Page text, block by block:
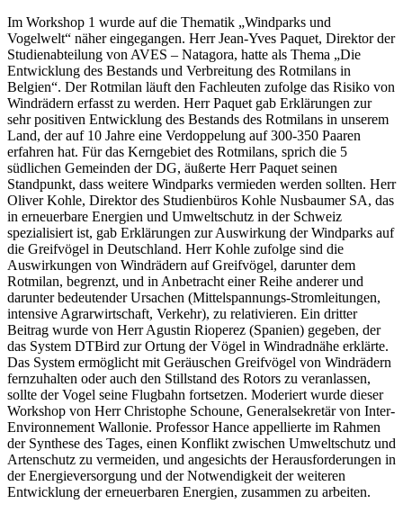
Im Workshop 1 wurde auf die Thematik „Windparks und
Vogelwelt“ näher eingegangen. Herr Jean-Yves Paquet, Direktor der
Studienabteilung von AVES – Natagora, hatte als Thema „Die
Entwicklung des Bestands und Verbreitung des Rotmilans in
Belgien“. Der Rotmilan läuft den Fachleuten zufolge das Risiko von
Windrädern erfasst zu werden. Herr Paquet gab Erklärungen zur
sehr positiven Entwicklung des Bestands des Rotmilans in unserem
Land, der auf 10 Jahre eine Verdoppelung auf 300-350 Paaren
erfahren hat. Für das Kerngebiet des Rotmilans, sprich die 5
südlichen Gemeinden der DG, äußerte Herr Paquet seinen
Standpunkt, dass weitere Windparks vermieden werden sollten. Herr
Oliver Kohle, Direktor des Studienbüros Kohle Nusbaumer SA, das
in erneuerbare Energien und Umweltschutz in der Schweiz
spezialisiert ist, gab Erklärungen zur Auswirkung der Windparks auf
die Greifvögel in Deutschland. Herr Kohle zufolge sind die
Auswirkungen von Windrädern auf Greifvögel, darunter dem
Rotmilan, begrenzt, und in Anbetracht einer Reihe anderer und
darunter bedeutender Ursachen (Mittelspannungs-Stromleitungen,
intensive Agrarwirtschaft, Verkehr), zu relativieren. Ein dritter
Beitrag wurde von Herr Agustin Rioperez (Spanien) gegeben, der
das System DTBird zur Ortung der Vögel in Windradnähe erklärte.
Das System ermöglicht mit Geräuschen Greifvögel von Windrädern
fernzuhalten oder auch den Stillstand des Rotors zu veranlassen,
sollte der Vogel seine Flugbahn fortsetzen. Moderiert wurde dieser
Workshop von Herr Christophe Schoune, Generalsekretär von Inter-
Environnement Wallonie. Professor Hance appellierte im Rahmen
der Synthese des Tages, einen Konflikt zwischen Umweltschutz und
Artenschutz zu vermeiden, und angesichts der Herausforderungen in
der Energieversorgung und der Notwendigkeit der weiteren
Entwicklung der erneuerbaren Energien, zusammen zu arbeiten.